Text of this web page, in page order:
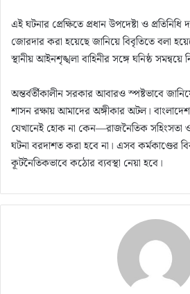
এই ঘটনার প্রেক্ষিতে প্রধান উপদেষ্টা ও
জোরদার করা হয়েছে জানিয়ে বিবৃতিতে বলা
স্থানীয় আইনশৃঙ্খলা বাহিনীর সঙ্গে ঘনিষ্ঠ সমন্বয়ে
অন্তর্বর্তীকালীন সরকার আবারও স্পষ্টভাবে
শাসন রক্ষায় আমাদের অঙ্গীকার অটল।
যেখানেই হোক না কেন—রাজনৈতিক সহিংসতা
ঘটনা বরদাশত করা হবে না। এসব কর্মকাণ্ডের
কূটনৈতিকভাবে কঠোর ব্যবস্থা নেয়া হবে।